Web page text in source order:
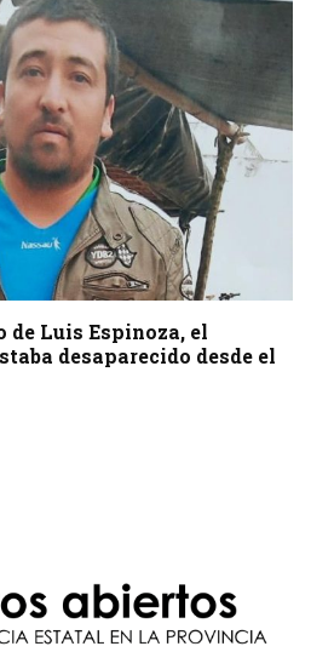
de Luis Espinoza, el
desaparecido desde el